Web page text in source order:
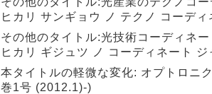
ヒカリ サンギョウ ノ テクノ コーディ
その他のタイトル:光技術コーディネ
ヒカリ ギジュツ ノ コーディネート ジ
本タイトルの軽微な変化: オプトロ
巻1号 (2012.1)-)